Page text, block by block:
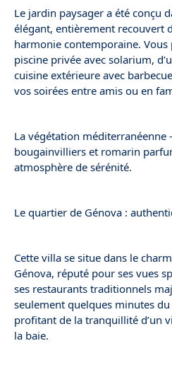
Le jardin paysager a été conçu
élégant, entièrement recouvert
harmonie contemporaine. Vous
piscine privée avec solarium,
cuisine extérieure avec
vos soirées entre amis ou en
La végétation
bougainvilliers et romarin
atmosphère de sérénité.
Le quartier de Génova :
Cette villa se situe dans le
Génova, réputé pour ses vues
ses restaurants traditionnels
seulement quelques minutes
profitant de la tranquillité d’un
la baie.